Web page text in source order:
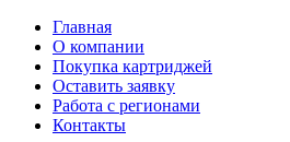
Главная
О компании
Покупка картриджей
Оставить заявку
Работа с регионами
Контакты